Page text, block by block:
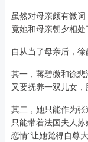
虽然对母亲颇有微
竟她和母亲朝夕相处
自从当了母亲后，
其一，蒋碧微和徐
又要抚养一双儿女，
其二，她只能作为
只能带着法国夫人
恋情”让她觉得自尊